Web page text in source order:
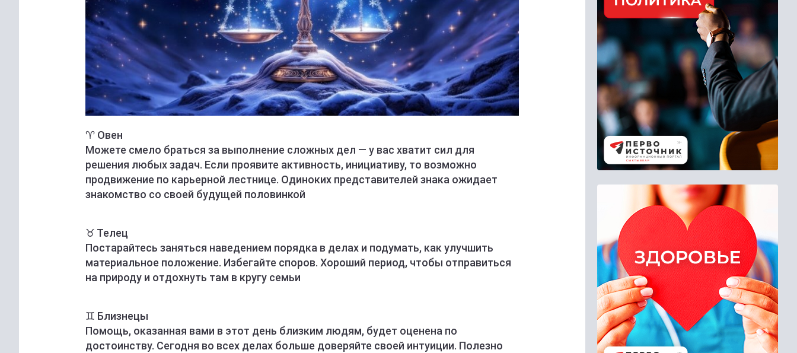
♈️ Овен
Можете смело браться за выполнение сложных дел — у вас хватит сил для
решения любых задач. Если проявите активность, инициативу, то возможно
продвижение по карьерной лестнице. Одиноких представителей знака ожидает
знакомство со своей будущей половинкой
♉️ Телец
Постарайтесь заняться наведением порядка в делах и подумать, как улучшить
материальное положение. Избегайте споров. Хороший период, чтобы отправиться
на природу и отдохнуть там в кругу семьи
♊️ Близнецы
Помощь, оказанная вами в этот день близким людям, будет оценена по
достоинству. Сегодня во всех делах больше доверяйте своей интуиции. Полезно